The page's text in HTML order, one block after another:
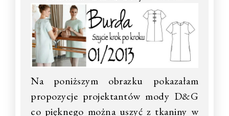
Na poniższym obrazku pokazałam
propozycje projektantów mody D&G
co pięknego można uszyć z tkaniny w